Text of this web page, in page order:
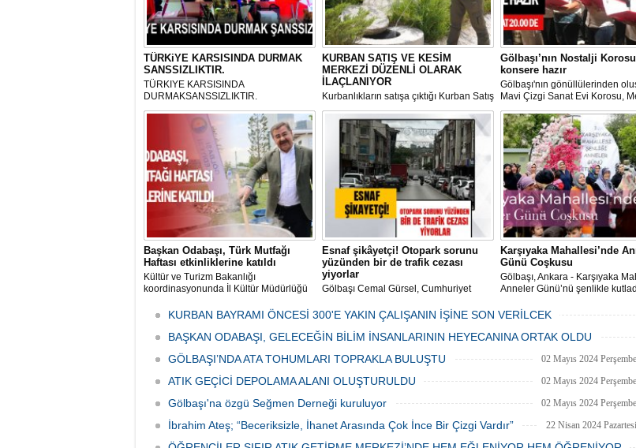
TÜRKiYE KARSISINDA DURMAK
SANSSIZLIKTIR.
TÜRKIYE KARSISINDA
DURMAKSANSSIZLIKTIR.
KURBAN SATIŞ VE KESİM
MERKEZİ DÜZENLİ OLARAK
İLAÇLANIYOR
Kurbanlıkların satışa çıktığı Kurban Satış
ve Kesim Merkezi, haşere ve
mikropların önüne geçilmesi amacıyla
her gün Gölbaşı Belediyesi ekipleri
tarafından düzenli olarak ilaçlanıyor.
Gölbaşı’nın Nostalji Korosu
konsere hazır
Gölbaşı'nın gönüllülerinden
Mavi Çizgi Sanat Evi Korosu,
Akif Ersoy Kültür Merkezi’nde
konsere hızır.
Başkan Odabaşı, Türk Mutfağı
Haftası etkinliklerine katıldı
Kültür ve Turizm Bakanlığı
koordinasyonunda İl Kültür Müdürlüğü
Haftası" etkinlikleri Ankara'da devam
Esnaf şikâyetçi! Otopark sorunu
yüzünden bir de trafik cezası
yiyorlar
Gölbaşı Cemal Gürsel, Cumhuriyet
bulunan esnaf ve alışverişe gelen
vatandaşlar park cezaları yüzünden
canından bezdi.
Karşıyaka Mahallesi’nde
Günü Coşkusu
Gölbaşı, Ankara - Karşıyaka
Anneler Günü’nü şenlikle
öncülüğünde düzenlenen 1.
KURBAN BAYRAMI ÖNCESİ 300'E YAKIN ÇALIŞANIN İŞİNE SON VERİLCEK
06 Mayıs 2024 Pazartesi
BAŞKAN ODABAŞI, GELECEĞİN BİLİM İNSANLARININ HEYECANINA ORTAK OLDU
06 Mayıs 2024
GÖLBAŞI’NDA ATA TOHUMLARI TOPRAKLA BULUŞTU 02 Mayıs 2024
ATIK GEÇİCİ DEPOLAMA ALANI OLUŞTURULDU 02 Mayıs 2024
Gölbaşı'na özgü Seğmen Derneği kuruluyor 02 Mayıs 2024
İbrahim Ateş; “Beceriksizle, İhanet Arasında Çok İnce Bir Çizgi Vardır” 22 Nisan 2024